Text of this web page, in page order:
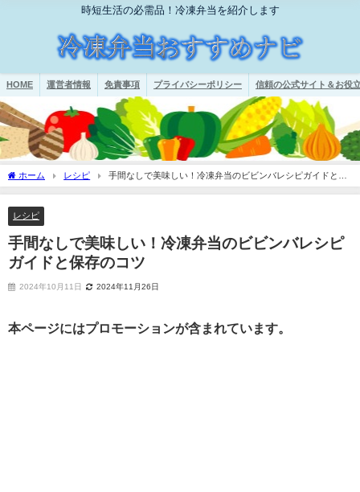
時短生活の必需品！冷凍弁当を紹介します
HOME 運営者情報 免責事項 プライバシーポリシー 信頼の公式サイト＆お役
ホーム レシピ
手間なしで美味しい！冷凍弁当のビビンバレシピガイドと保
存のコツ
レシピ
手間なしで美味しい！冷凍弁当のビビンバレシピ
ガイドと保存のコツ
2024年10月11日 2024年11月26日
本ページにはプロモーションが含まれています。